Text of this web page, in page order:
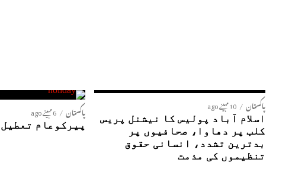
پاکستان 10 مہینے ago
اسلام آباد پولیس کا نیشنل پریس
کلب پر دھاوا، صحافیوں پر
بدترین تشدد، انسانی حقوق
تنظیموں کی مذمت
پاکستان 6 مہینے ago
پیرکوعام تعطیل